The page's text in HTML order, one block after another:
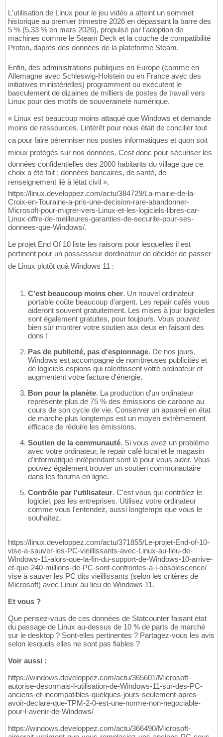
L'utilisation de Linux pour le jeu vidéo a atteint un sommet
historique au premier trimestre 2026 en dépassant la barre des
5 % (5,33 % en mars 2026), propulsé par l'adoption de
machines comme le Steam Deck et la couche de compatibilité
Proton, daprès des données de la plateforme Steam.
Enfin, des administrations publiques en Europe (comme en
Allemagne avec Schleswig-Holstein ou en France avec des
initiatives ministérielles) programment ou exécutent le
basculement de dizaines de milliers de postes de travail vers
Linux pour des motifs de souveraineté numérique.
« Linux est beaucoup moins attaqué que Windows et demande
moins de ressources. Lintérêt pour nous était de concilier tout
ca pour faire pérenniser nos postes informatiques et quon soit
mieux protégés sur nos données. Cest donc pour sécuriser les
données confidentielles des 2000 habitants du village que ce
choix a été fait : données bancaires, de santé, de
renseignement lié à létat civil »,
https://linux.developpez.com/actu/384729/La-mairie-de-la-
Croix-en-Touraine-a-pris-une-decision-rare-abandonner-
Microsoft-pour-migrer-vers-Linux-et-les-logiciels-libres-car-
Linux-offre-de-meilleures-garanties-de-securite-pour-ses-
donnees-que-Windows/.
Le projet End Of 10 liste les raisons pour lesquelles il est
pertinent pour un possesseur dordinateur de décider de passer
de Linux plutôt quà Windows 11 :
C'est beaucoup moins cher. Un nouvel ordinateur
portable coûte beaucoup d'argent. Les repair cafés vous
aideront souvent gratuitement. Les mises à jour logicielles
sont également gratuites, pour toujours. Vous pouvez
bien sûr montrer votre soutien aux deux en faisant des
dons !
Pas de publicité, pas d'espionnage. De nos jours,
Windows est accompagné de nombreuses publicités et
de logiciels espions qui ralentissent votre ordinateur et
augmentent votre facture d'énergie.
Bon pour la planète. La production d'un ordinateur
représente plus de 75 % des émissions de carbone au
cours de son cycle de vie. Conserver un appareil en état
de marche plus longtemps est un moyen extrêmement
efficace de réduire les émissions.
Soutien de la communauté. Si vous avez un problème
avec votre ordinateur, le repair café local et le magasin
d'informatique indépendant sont là pour vous aider. Vous
pouvez également trouver un soutien communautaire
dans les forums en ligne.
Contrôle par l'utilisateur. C'est vous qui contrôlez le
logiciel, pas les entreprises. Utilisez votre ordinateur
comme vous l'entendez, aussi longtemps que vous le
souhaitez.
https://linux.developpez.com/actu/371855/Le-projet-End-of-10-
vise-a-sauver-les-PC-vieillissants-avec-Linux-au-lieu-de-
Windows-11-alors-que-la-fin-du-support-de-Windows-10-arrive-
et-que-240-millions-de-PC-sont-confrontes-a-l-obsolescence/
vise à sauver les PC dits vieillissants (selon les critères de
Microsoft) avec Linux au lieu de Windows 11.
Et vous ?
Que pensez-vous de ces données de Statcounter faisant état
du passage de Linux au-dessus de 10 % de parts de marché
sur le desktop ? Sont-elles pertinentes ? Partagez-vous les avis
selon lesquels elles ne sont pas fiables ?
Voir aussi :
https://windows.developpez.com/actu/365601/Microsoft-
autorise-desormais-l-utilisation-de-Windows-11-sur-des-PC-
anciens-et-incompatibles-quelques-jours-seulement-apres-
avoir-declare-que-TPM-2-0-est-une-norme-non-negociable-
pour-l-avenir-de-Windows/
https://windows.developpez.com/actu/366490/Microsoft-